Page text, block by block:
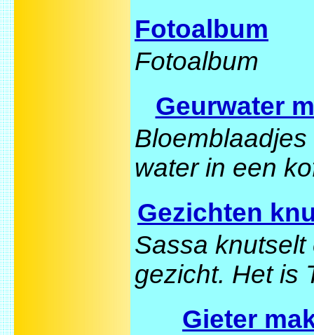
Fotoalbum
Fotoalbum
Geurwater
Bloemblaadjes
water in een
Gezichten
Sassa knutselt
gezicht. Het is
Gieter